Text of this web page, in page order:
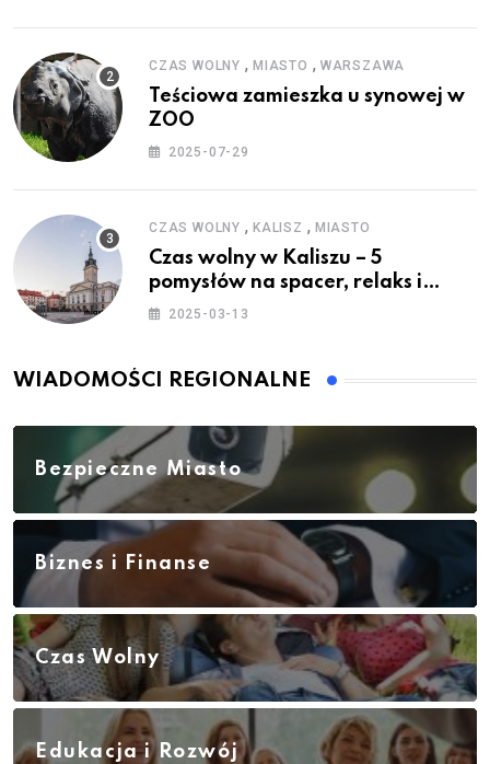
CZAS WOLNY , MIASTO , WARSZAWA
Teściowa zamieszka u synowej w
ZOO
2025-07-29
CZAS WOLNY , KALISZ , MIASTO
Czas wolny w Kaliszu – 5
pomysłów na spacer, relaks i
rodzinne atrakcje
2025-03-13
WIADOMOŚCI REGIONALNE
Bezpieczne Miasto
Biznes i Finanse
Czas Wolny
Edukacja i Rozwój